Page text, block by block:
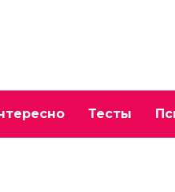
Тесты